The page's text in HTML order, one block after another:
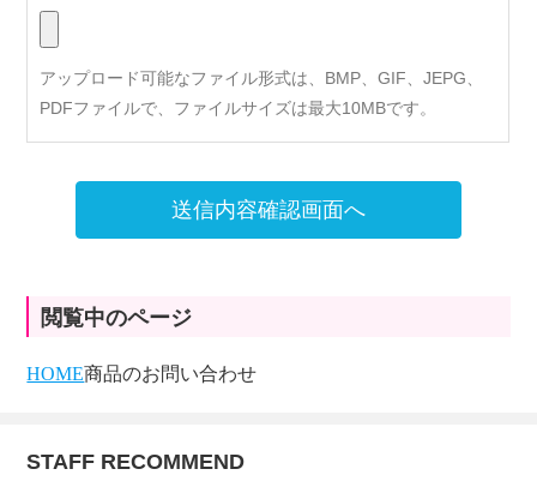
アップロード可能なファイル形式は、BMP、GIF、JEPG、
PDFファイルで、ファイルサイズは最大10MBです。
送信内容確認画面へ
閲覧中のページ
HOME商品のお問い合わせ
STAFF RECOMMEND